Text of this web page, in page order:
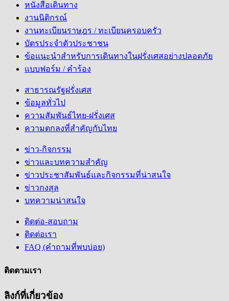
หนังสือเดินทาง
งานนิติกรณ์
งานทะเบียนราษฎร / ทะเบียนครอบครัว
บัตรประจำตัวประชาชน
ข้อแนะนำสำหรับการเดินทางในฝรั่งเศสอย่างปลอดภัย
แบบฟอร์ม / คำร้อง
สาธารณรัฐฝรั่งเศส
ข้อมูลทั่วไป
ความสัมพันธ์ไทย-ฝรั่งเศส
ความตกลงที่สำคัญกับไทย
ข่าว-กิจกรรม
ข่าวและบทความสำคัญ
ข่าวประชาสัมพันธ์และกิจกรรมที่น่าสนใจ
ข่าวกงสุล
บทความน่าสนใจ
ติดต่อ-สอบถาม
ติดต่อเรา
FAQ (คำถามที่พบบ่อย)
ติดตามเรา
ลิงก์ที่เกี่ยวข้อง